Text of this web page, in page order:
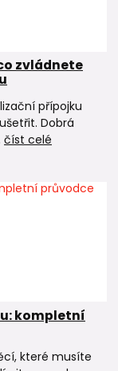
zvládnete
přípojku
Dobrá
číst celé
kompletní
které musíte